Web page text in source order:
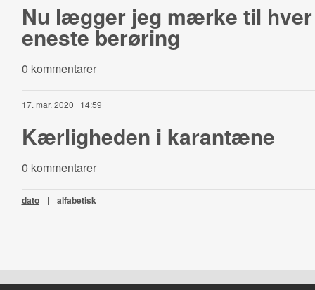
Nu lægger jeg mærke til hver
eneste berøring
0 kommentarer
17. mar. 2020 | 14:59
Kærligheden i karantæne
0 kommentarer
dato | alfabetisk